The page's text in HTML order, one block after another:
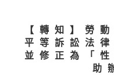
【轉知】勞
平等訴訟法
並修正為「
助